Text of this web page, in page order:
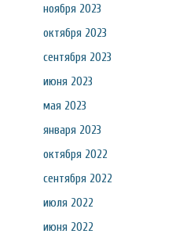
ноября 2023
октября 2023
сентября 2023
июня 2023
мая 2023
января 2023
октября 2022
сентября 2022
июля 2022
июня 2022